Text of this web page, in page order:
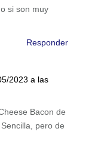
si son muy
Responder
2023 a las
Bacon de
pero de